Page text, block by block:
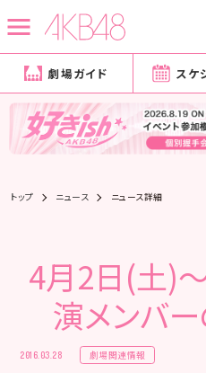
劇場ガイド スケ
トップ ニュース ニュース詳細
4月2日(土)
演メンバ
2016.03.28 劇場関連情報